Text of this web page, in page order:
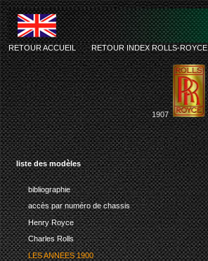
liste des modèles
bibliographie
accès par numéro de chassis
Henry Royce
Charles Rolls
LES ANNEES 1900
RETOUR ACCUEIL-RETOUR INDEX ROLLS-ROYCE
1907